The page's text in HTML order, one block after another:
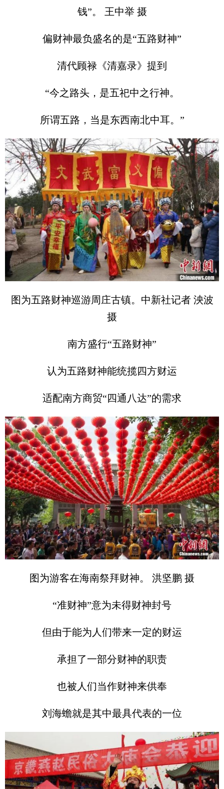
钱”。 王中举 摄
偏财神最负盛名的是“五路财神”
清代顾禄《清嘉录》提到
“今之路头，是五祀中之行神。
所谓五路，当是东西南北中耳。”
图为五路财神巡游周庄古镇。中新社记者 泱波
摄
南方盛行“五路财神”
认为五路财神能统揽四方财运
适配南方商贸“四通八达”的需求
图为游客在海南祭拜财神。 洪坚鹏 摄
“准财神”意为未得财神封号
但由于能为人们带来一定的财运
承担了一部分财神的职责
也被人们当作财神来供奉
刘海蟾就是其中最具代表的一位